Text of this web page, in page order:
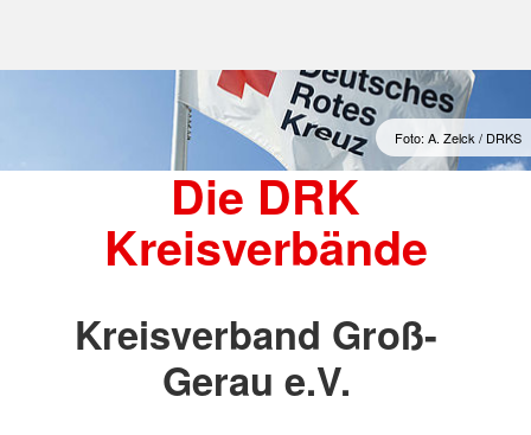
Foto: A. Zelck / DRKS
Die DRK
Kreisverbände
Kreisverband Groß-
Gerau e.V.